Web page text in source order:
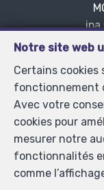
Notre site web
Certains cookies
fonctionnement
Avec votre
cookies pour
mesurer notre
fonctionnalités
comme
Agent
syndic agréé IPI
N° entreprise
contrôle: Institut
rue du
50 - info@ipi.be)